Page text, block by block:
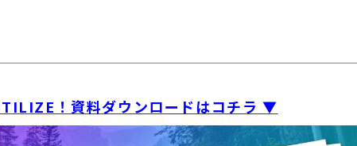
！資料ダウンロードはコチラ ▼